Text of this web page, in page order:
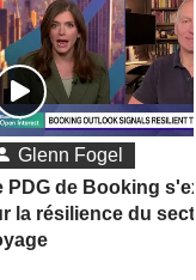
Glenn Fogel
PDG de Booking
la résilience du